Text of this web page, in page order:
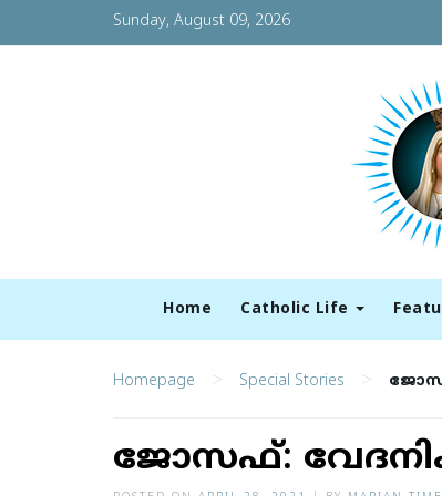
Sunday, August 09, 2026
Home Catholic Life
Homepage > Special Stories >
ജോസഫ്: